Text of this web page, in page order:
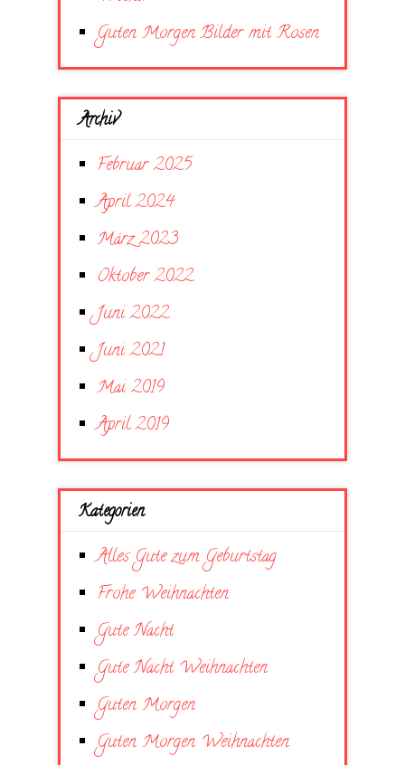
Guten Morgen Bilder mit Rosen
Archiv
Februar 2025
April 2024
März 2023
Oktober 2022
Juni 2022
Juni 2021
Mai 2019
April 2019
Kategorien
Alles Gute zum Geburtstag
Frohe Weihnachten
Gute Nacht
Gute Nacht Weihnachten
Guten Morgen
Guten Morgen Weihnachten